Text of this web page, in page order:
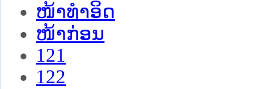
ໜ້າທໍາອິດ
ໜ້າກ່ອນ
121
122